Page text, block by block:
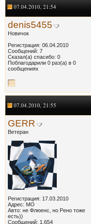
07.04.2010, 21:54
denis5455
Новичок
Регистрация: 06.04.2010
Сообщений: 7
Сказал(а) спасибо: 0
Поблагодарили 0 раз(а) в 0
сообщениях
07.04.2010, 21:55
GERR
Ветеран
Регистрация: 17.03.2010
Адрес: МО
Авто: не Флюенс, но Рено тоже
есть))
Сообщений: 1,654